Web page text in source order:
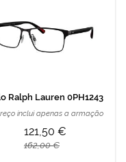
Ralph Lauren 0PH1243
inclui apenas a armação
121,50 €
162,00 €